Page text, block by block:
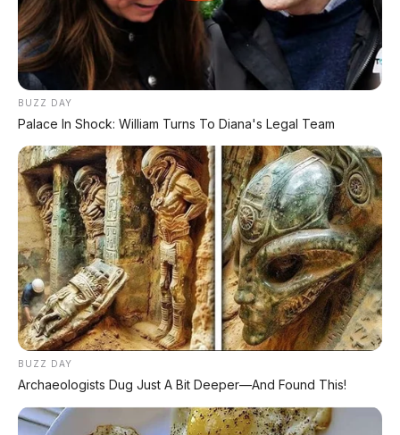
PROMO TERBATAS!
Voucher Belanja Rp 100.000
*Klik untuk klaim di marketplace pilihanmu
AMBIL >
REKOMENDASI UNTUK ANDA
BUZZ DAY
Palace In Shock: William Turns To Diana's Legal Team
BUZZ DAY
Archaeologists Dug Just A Bit Deeper—And Found This!